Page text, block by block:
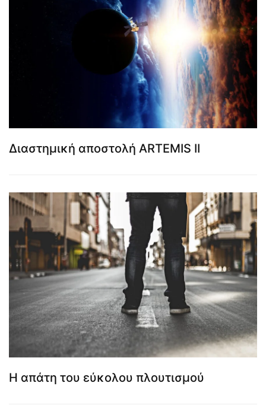
Διαστημική αποστολή ARTEMIS II
Η απάτη του εύκολου πλουτισμού